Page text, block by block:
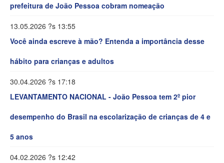
prefeitura de João Pessoa cobram nomeação
13.05.2026 ?s 13:55
Você ainda escreve à mão? Entenda a importância desse
hábito para crianças e adultos
30.04.2026 ?s 17:18
LEVANTAMENTO NACIONAL - João Pessoa tem 2º pior
desempenho do Brasil na escolarização de crianças de 4 e
5 anos
04.02.2026 ?s 12:42